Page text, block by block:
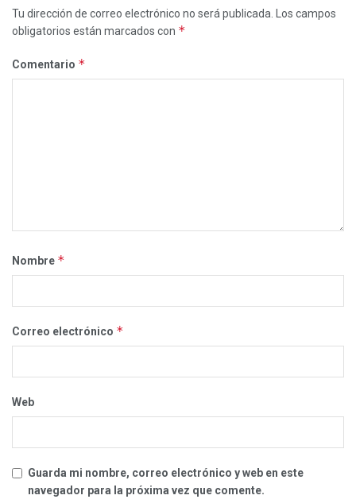
Tu dirección de correo electrónico no será publicada.
Los campos
obligatorios están marcados con *
Comentario *
Nombre *
Correo electrónico *
Web
Guarda mi nombre, correo electrónico y web en este
navegador para la próxima vez que comente.